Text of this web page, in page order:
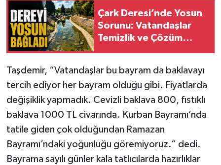
Çark Deresi’nde Yosun
Sorunu: Vatandaşlar
Temizlik ve Çözüm
Taşdemir, “Vatandaşlar bu bayram da baklavayı
tercih ediyor her bayram olduğu gibi. Fiyatlarda
değişiklik yapmadık. Cevizli baklava 800, fıstıklı
baklava 1000 TL civarında. Kurban Bayramı’nda
tatile giden çok olduğundan Ramazan
Bayramı’ndaki yoğunluğu göremiyoruz.” dedi.
Bayrama sayılı günler kala tatlıcılarda hazırlıklar